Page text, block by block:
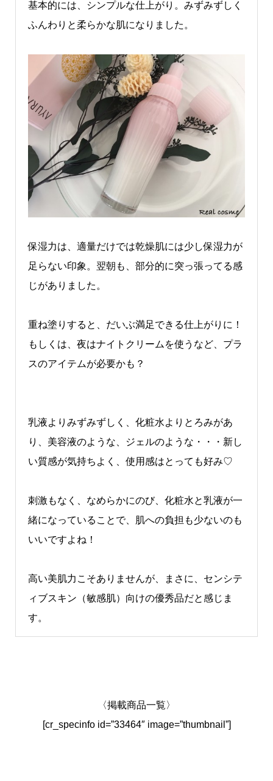
基本的には、シンプルな仕上がり。みずみずしく
ふんわりと柔らかな肌になりました。
保湿力は、適量だけでは乾燥肌には少し保湿力が
足らない印象。翌朝も、部分的に突っ張ってる感
じがありました。
重ね塗りすると、だいぶ満足できる仕上がりに！
もしくは、夜はナイトクリームを使うなど、プラ
スのアイテムが必要かも？
乳液よりみずみずしく、化粧水よりとろみがあ
り、美容液のような、ジェルのような・・・新し
い質感が気持ちよく、使用感はとっても好み♡
刺激もなく、なめらかにのび、化粧水と乳液が一
緒になっていることで、肌への負担も少ないのも
いいですよね！
高い美肌力こそありませんが、まさに、センシテ
ィブスキン（敏感肌）向けの優秀品だと感じま
す。
〈掲載商品一覧〉
[cr_specinfo id=”33464″ image=”thumbnail”]